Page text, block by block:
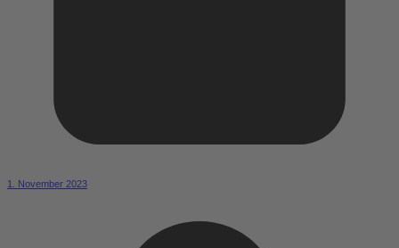
1. November 2023